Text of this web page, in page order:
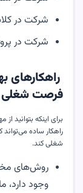
شرکت در
شرکت در
راهکارهای
فرصت شغلی
برای اینکه بتوانید
راهکار ساده
شغلی کند.
روش‌های
وجود دارد،